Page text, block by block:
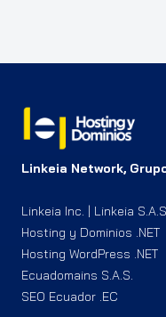
Linkeia Network,
Linkeia Inc. | Linkeia S.A.S.
Hosting y Dominios .NET
Hosting WordPress .NET
Ecuadomains S.A.S.
SEO Ecuador .EC